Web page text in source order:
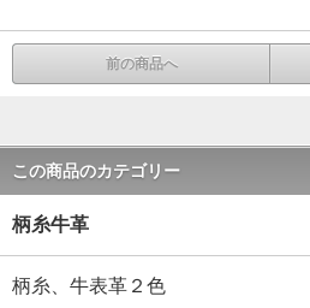
前の商品へ
この商品のカテゴリー
柄糸牛革
柄糸、牛表革２色